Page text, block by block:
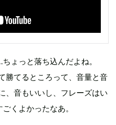
ょっと落ち込んだよね。
勝てるところって、音量と音
、音もいいし、フレーズはい
くよかったなあ。